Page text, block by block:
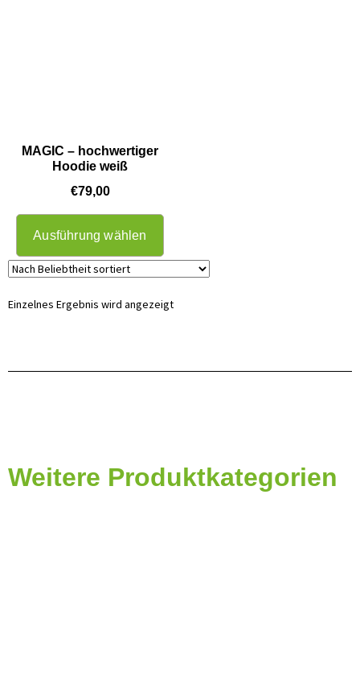
MAGIC – hochwertiger
Hoodie weiß
€79,00
Ausführung wählen
Einzelnes Ergebnis wird angezeigt
Weitere Produktkategorien